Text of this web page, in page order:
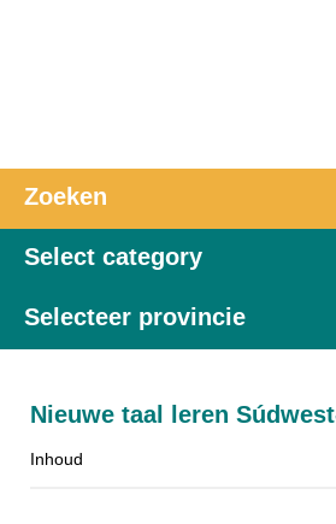
Zoeken
Select category
Selecteer provincie
Nieuwe taal leren
Inhoud